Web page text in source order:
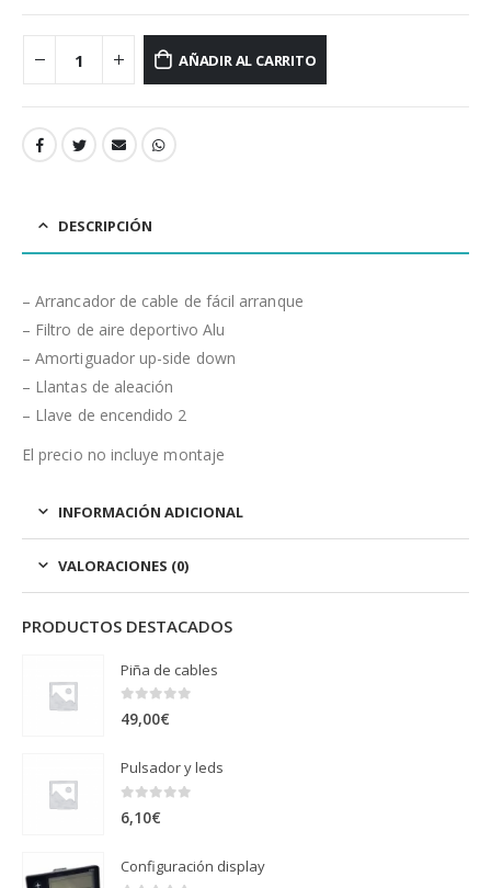
AÑADIR AL CARRITO
DESCRIPCIÓN
– Arrancador de cable de fácil arranque
– Filtro de aire deportivo Alu
– Amortiguador up-side down
– Llantas de aleación
– Llave de encendido 2
El precio no incluye montaje
INFORMACIÓN ADICIONAL
VALORACIONES (0)
PRODUCTOS DESTACADOS
Piña de cables
0 out of 5
49,00€
Pulsador y leds
0 out of 5
6,10€
Configuración display